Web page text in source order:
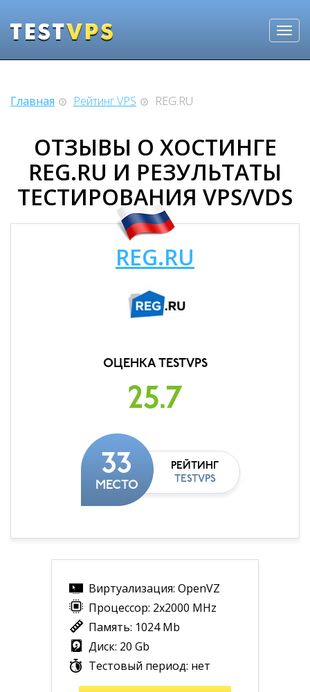
Главная Рейтинг VPS REG.RU
ОТЗЫВЫ О ХОСТИНГЕ
REG.RU И РЕЗУЛЬТАТЫ
ТЕСТИРОВАНИЯ VPS/VDS
REG.RU
ОЦЕНКА TESTVPS
25.7
33
МЕСТО
РЕЙТИНГ
TESTVPS
Виртуализация: OpenVZ
Процессор: 2x2000 MHz
Память: 1024 Mb
Диск: 20 Gb
Тестовый период: нет